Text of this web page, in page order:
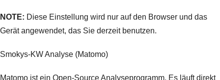
NOTE: Diese Einstellung wird nur auf den Browser und das
Gerät angewendet, das Sie derzeit benutzen.
Smokys-KW Analyse (Matomo)
Matomo ist ein Open-Source Analyseprogramm. Es läuft direkt